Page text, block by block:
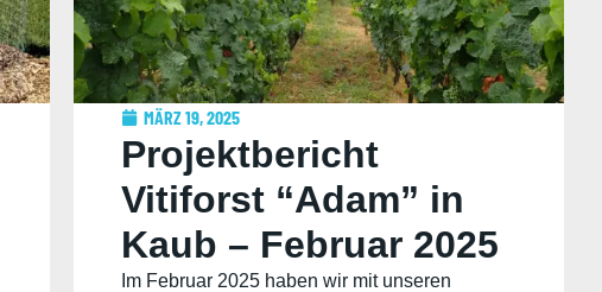
MÄRZ 19, 2025
Projektbericht
Vitiforst “Adam” in
Kaub – Februar 2025
Im Februar 2025 haben wir mit unseren